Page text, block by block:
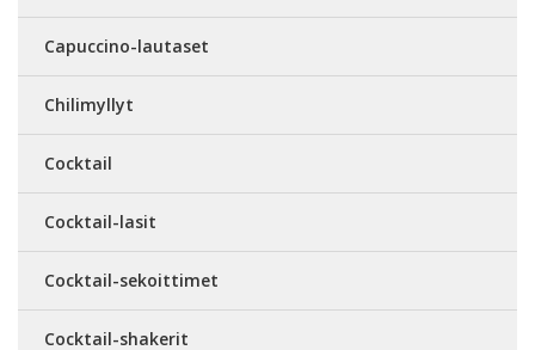
Capuccino-lautaset
Chilimyllyt
Cocktail
Cocktail-lasit
Cocktail-sekoittimet
Cocktail-shakerit